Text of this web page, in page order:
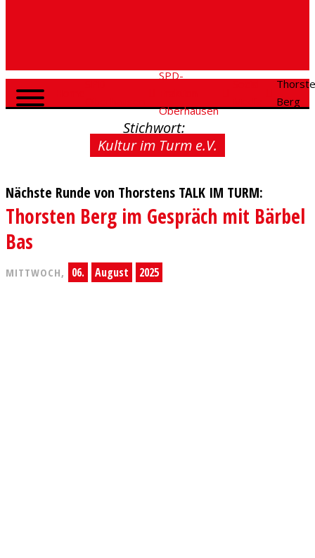
SPD-
Oberhausen
Berg
Stichwort:
Kultur im Turm e.V.
Nächste Runde von Thorstens TALK IM TURM:
Thorsten Berg im Gespräch mit Bärbel
Bas
MITTWOCH, 06. August 2025